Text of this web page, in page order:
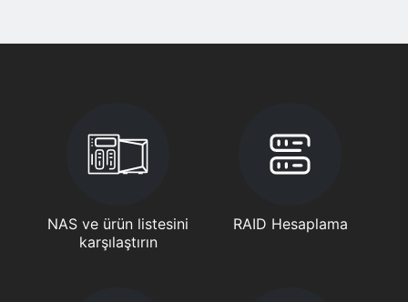
NAS ve ürün listesini
karşılaştırın
RAID Hesaplama